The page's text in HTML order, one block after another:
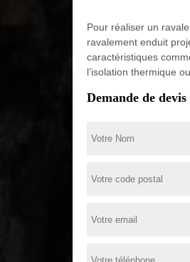
Pour réaliser un
ravalement enduit
caractéristiques
l’isolation thermique
Demande de